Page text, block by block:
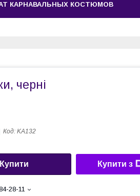
КАРНАВАЛЬНЫХ КОСТЮМОВ
черні
Код: KA132
Купити Купити з
28-11